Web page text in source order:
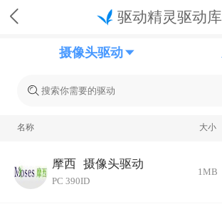
驱动精灵驱动库
摄像头驱动
名称 大小
摩西 摄像头驱动
PC 390ID
1MB